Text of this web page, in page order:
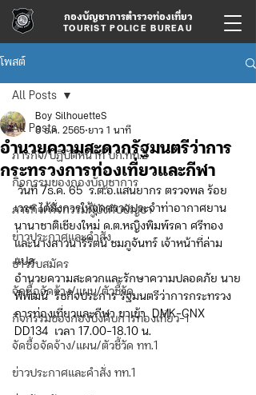
กองบัญชาการตำรวจท่องเที่ยว
TOURIST POLICE BUREAU
โพสต์
All Posts
ภารกิจ/ปฏิบัติหน้าที่ บก.ทท.2
กิจกรรมของกองบัญชาการ
ภารกิจ/กิจกรรมผู้บังคับบัญชา
ข่าวประกาศและคำสั่ง
ข่าวรับสมัคร
จัดซื้อจัดจ้าง/แผน/ตัวชี้วัด
กิจกรรมของกองบังคับการท่องเที่ยว-1
จัดซื้อจัดจ้าง/แผน/ตัวชี้วัด ทท.1
ข่าวประกาศและคำสั่ง ทท.1
All Posts
อำนวยความสะดวกรัฐมนตรีว่าการ
กระทรวงการท่องเที่ยวและกีฬา
Boy SilhouetteS
8 ธ.ค. 2565 ยาว 1 นาที
เวรฯ ได้สั่งการให้จุดตรวจประจำท่าอากาศยาน
นานาชาติเชียงใหม่ ด.ต.หญิงพิมพ์รดา ศรีทอง
และนางสาวนารีรัตน์ ชมภูจันทร์ เจ้าหน้าที่ล่าม
แปล
อำนวยความสะดวกและรักษาความปลอดภัย นาย
พิพัฒน์  รัชกิจประการ รัฐมนตรีว่าการกระทรวง
การท่องเที่ยวและกีฬา ขาเข้า  DMK-CNX
DD134  เวลา 17.00-18.10 น.